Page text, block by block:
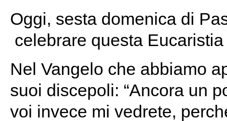
Oggi, sesta domenica di
celebrare questa
Nel Vangelo che abbiamo
suoi discepoli: “Ancora un
voi invece mi vedrete,